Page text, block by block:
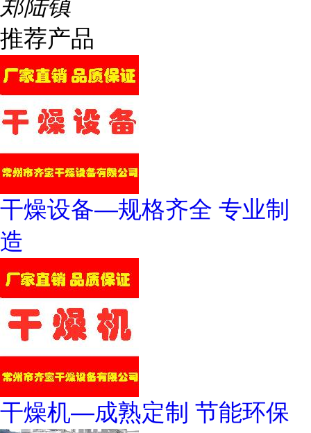
郑陆镇
推荐产品
干燥设备—规格齐全 专业制
造
干燥机—成熟定制 节能环保